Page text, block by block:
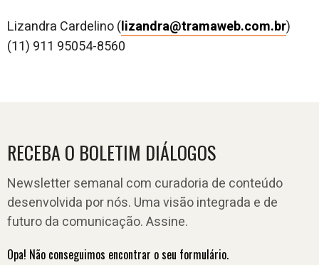
Lizandra Cardelino (lizandra@tramaweb.com.br)
(11) 911 95054-8560
RECEBA O BOLETIM DIÁLOGOS
Newsletter semanal com curadoria de conteúdo
desenvolvida por nós. Uma visão integrada e de
futuro da comunicação. Assine.
Opa! Não conseguimos encontrar o seu formulário.